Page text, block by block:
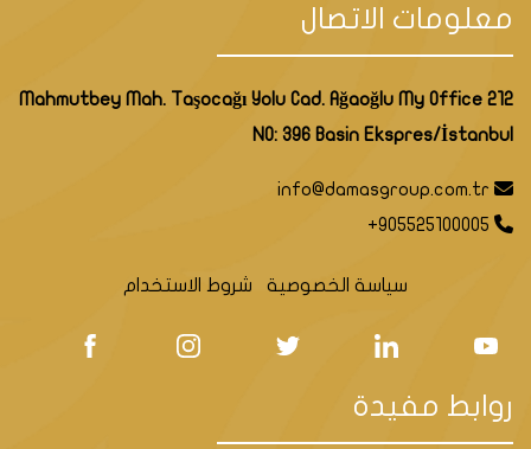
معلومات الاتصال
Mahmutbey Mah. Taşocağı Yolu Cad. Ağaoğlu My Office 212
NO: 396 Basin Ekspres/İstanbul
info@damasgroup.com.tr
+905525100005
سياسة الخصوصية شروط الاستخدام
روابط مفيدة